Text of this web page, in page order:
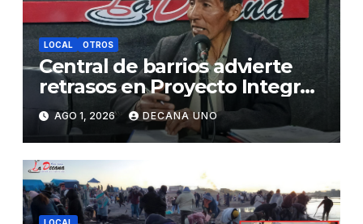
LOCAL OTROS
Central de barrios advierte
retrasos en Proyecto Integral
de Agua y Alcantarillado para
Juliaca
AGO 1, 2026 DECANA UNO